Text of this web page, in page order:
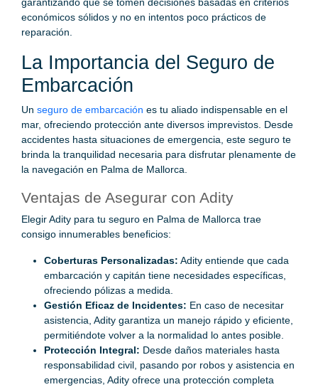
económicos sólidos y no en intentos poco prácticos de
reparación.
La Importancia del Seguro de
Embarcación
Un seguro de embarcación es tu aliado indispensable en el
mar, ofreciendo protección ante diversos imprevistos. Desde
accidentes hasta situaciones de emergencia, este seguro te
brinda la tranquilidad necesaria para disfrutar plenamente de
la navegación en Palma de Mallorca.
Ventajas de Asegurar con Adity
Elegir Adity para tu seguro en Palma de Mallorca trae
consigo innumerables beneficios:
Coberturas Personalizadas: Adity entiende que cada
embarcación y capitán tiene necesidades específicas,
ofreciendo pólizas a medida.
Gestión Eficaz de Incidentes: En caso de necesitar
asistencia, Adity garantiza un manejo rápido y eficiente,
permitiéndote volver a la normalidad lo antes posible.
Protección Integral: Desde daños materiales hasta
responsabilidad civil, pasando por robos y asistencia en
emergencias, Adity ofrece una protección completa